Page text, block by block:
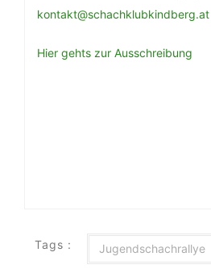
kontakt@schachklubkindberg.at
Hier gehts zur Ausschreibung
Tags : Jugendschachrallye